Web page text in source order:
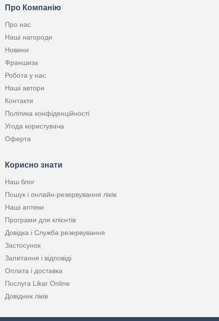
Про Компанію
Про нас
Наші нагороди
Новини
Франшиза
Робота у нас
Наші автори
Контакти
Політика конфіденційності
Угода користувача
Оферта
Корисно знати
Наш блог
Пошук і онлайн-резервування ліків
Наші аптеки
Програми для клієнтів
Довідка і Служба резервування
Застосунок
Запитання і відповіді
Оплата і доставка
Послуга Likar Online
Довідник ліків